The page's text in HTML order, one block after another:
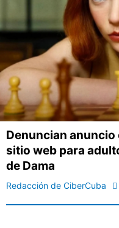
Denuncian
sitio web para
de Dama
Redacción de CiberCuba